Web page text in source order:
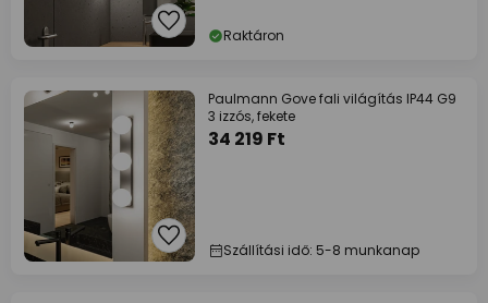
Raktáron
Paulmann Gove fali világítás IP44 G9
3 izzós, fekete
34 219 Ft
Szállítási idő: 5-8 munkanap